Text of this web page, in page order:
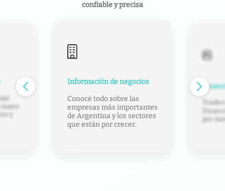
confiable y precisa
Financial Times en español
Traducción de artículos del
Financial Times curados
por nuestros editores.
Notas